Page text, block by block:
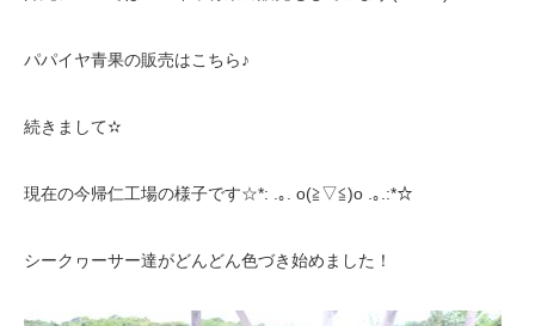
パパイヤ青果の販売はこちら♪
続きまして✫
現在の今帰仁工場の様子です☆*: .｡. o(≧▽≦)o .｡.:*☆
シークヮーサー達がどんどん色づき始めました！